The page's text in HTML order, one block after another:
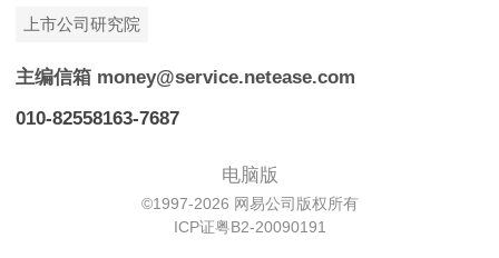
上市公司研究院
主编信箱 money@service.netease.com
010-82558163-7687
电脑版
©1997-2026 网易公司版权所有
ICP证粤B2-20090191